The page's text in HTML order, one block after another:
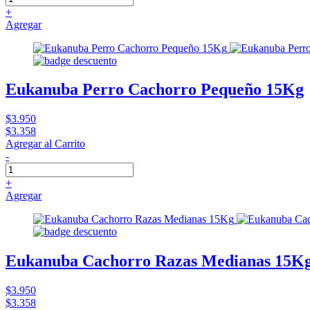
+
Agregar
Eukanuba Perro Cachorro Pequeño 15Kg
$3.950
$3.358
Agregar al Carrito
-
+
Agregar
Eukanuba Cachorro Razas Medianas
$3.950
$3.358